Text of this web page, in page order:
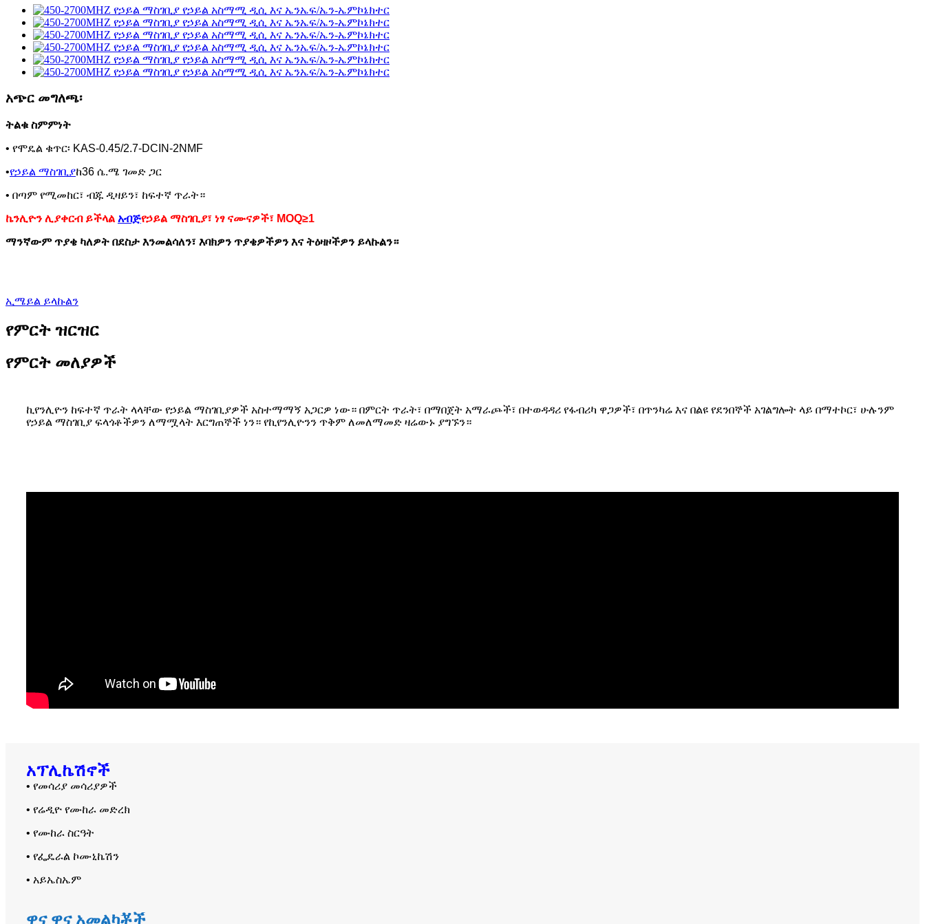
አጭር መግለጫ፡
ትልቁ ስምምነት
• የሞዴል ቁጥር፡ KAS-0.45/2.7-DCIN-2NMF
•የኃይል ማስገቢያከ36 ሴ.ሜ ገመድ ጋር
• በጣም የሚመከር፣ ብጁ ዲዛይን፣ ከፍተኛ ጥራት።
ኬንሊዮን ሊያቀርብ ይችላል አብጅየኃይል ማስገቢያ፣ ነፃ ናሙናዎች፣ MOQ≥1
ማንኛውም ጥያቄ ካለዎት በደስታ እንመልሳለን፣ እባክዎን ጥያቄዎችዎን እና ትዕዛዞችዎን ይላኩልን።
ኢሜይል ይላኩልን
የምርት ዝርዝር
የምርት መለያዎች
ኪየንሊዮን ከፍተኛ ጥራት ላላቸው የኃይል ማስገቢያዎች አስተማማኝ አጋርዎ ነው። በምርት ጥራት፣ በማበጀት አማራጮች፣ በተወዳዳሪ የፋብሪካ ዋጋዎች፣ በጥንካሬ እና በልዩ የደንበኞች አገልግሎት ላይ በማተኮር፣ ሁሉንም
የኃይል ማስገቢያ ፍላጎቶችዎን ለማሟላት እርግጠኞች ነን። የኪየንሊዮንን ጥቅም ለመለማመድ ዛሬውኑ ያግኙን።
አፕሊኬሽኖች
• የመሳሪያ መሳሪያዎች
• የሬዲዮ የሙከራ መድረክ
• የሙከራ ስርዓት
• የፌዴራል ኮሙኒኬሽን
• አይኤስኤም
ዋና ዋና አመልካቾች